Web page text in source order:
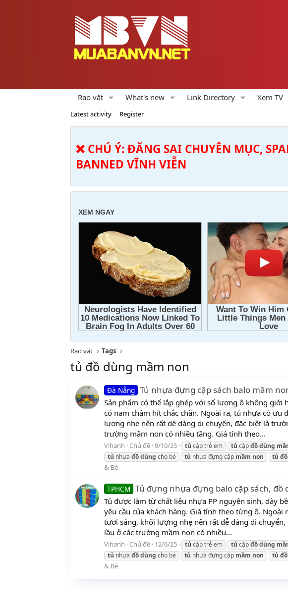
Rao vặt What's new Link Directory Xem TV
Latest activity Register
❌ CHÚ Ý: ĐĂNG SAI CHUYÊN MỤC,
BANNED VĨNH VIỄN
Rao vặt Tags
tủ đồ dùng mầm non
Đà Nẵng Tủ nhựa đựng cặp sách balo mầm
Sản phẩm có thể lắp ghép với số lượng ô không giới
có nam châm hít chắc chắn. Ngoài ra, tủ nhựa có ưu
lượng nhẹ nên rất dễ dàng di chuyển, đặc biệt là
trường mầm non có nhiều tầng. Giá tính theo...
Vihanh Chủ đề 9/10/25 tủ cặp trẻ em tủ cặpđồdùng
tủ nhựa đồdùng cho bé tủ nhựa đựng cặp mầm non tủ đồ
& Bé
TPHCM Tủ đựng nhựa đựng balo cặp sách, đồ
Tủ được làm từ chất liệu nhựa PP nguyên sinh, dày
yêu cầu của khách hàng. Giá tính theo từng ô. Ngoài
tươi sáng, khối lượng nhẹ nên rất dễ dàng di
lầu ở các trường mầm non có nhiều...
Vihanh Chủ đề 12/6/25 tủ cặp trẻ em tủ cặpđồdùng
tủ nhựa đồdùng cho bé tủ nhựa đựng cặp mầm non tủ đồ
& Bé